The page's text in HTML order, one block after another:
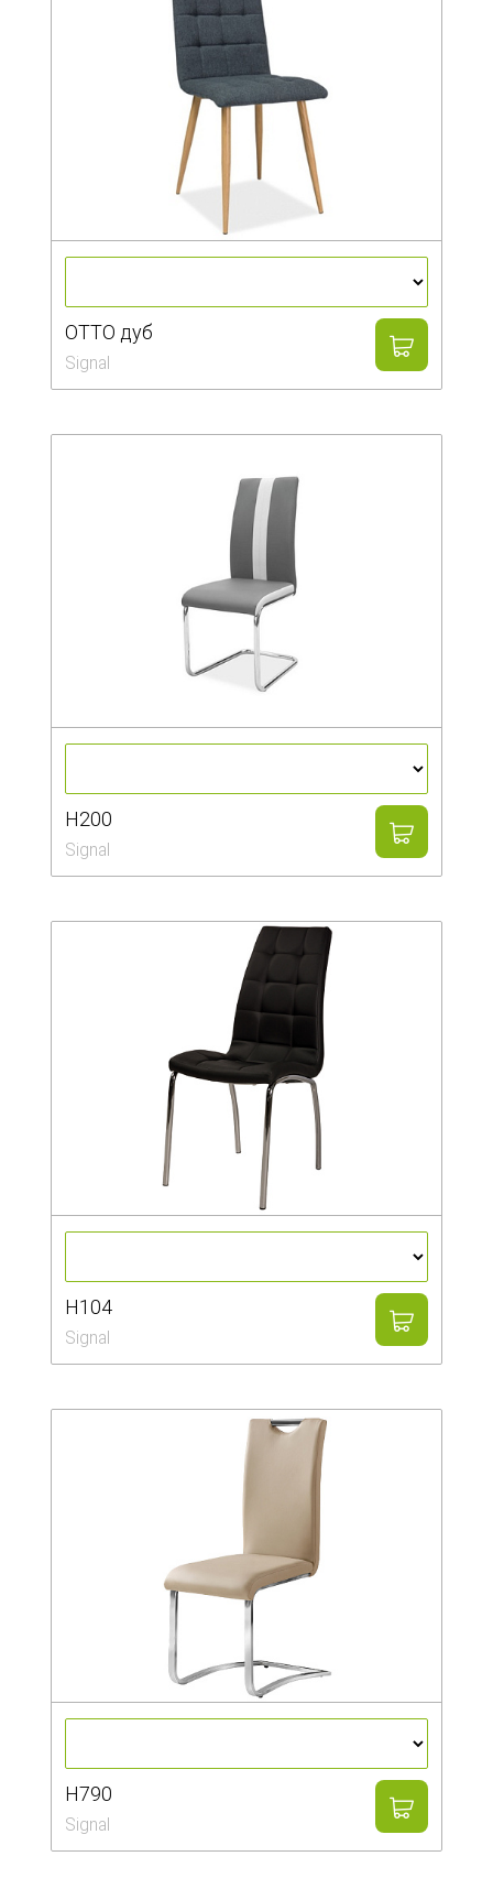
OTTO дуб
Signal
H200
Signal
H104
Signal
H790
Signal